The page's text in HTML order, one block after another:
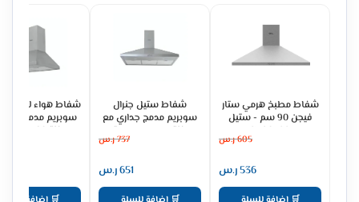
شفاط مطبخ هرمي ستار
فيجن 90 سم - ستيل
SV90PSS
605ر.س
536ر.س
شفاط ستيل جنرال
سوبريم مدمج جداري مع
مدخنة 3 سرعات - ستيل
GSCH90FS
737ر.س
651ر.س
شفاط هواء للمطبخ
سوبريم مدمج